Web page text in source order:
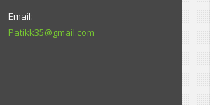
Patikk35@gmail.com